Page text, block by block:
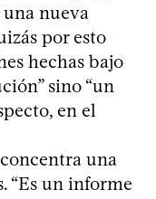
nueva
por esto
hechas bajo
sino “un
en el
una
“Es un informe